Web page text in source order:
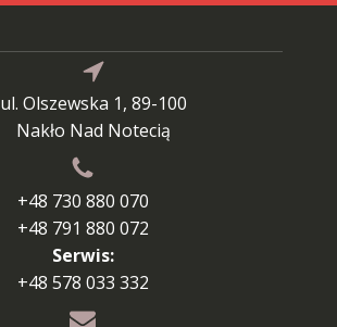
ul. Olszewska 1, 89-100
Nakło Nad Notecią
+48 730 880 070
+48 791 880 072
Serwis:
+48 578 033 332